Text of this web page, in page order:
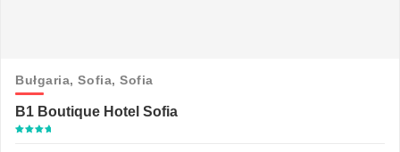
Bułgaria,Sofia,Sofia
B1 Boutique Hotel Sofia